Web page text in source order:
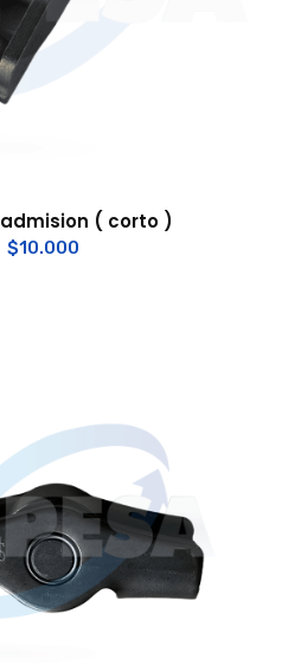
( corto )
$10.000